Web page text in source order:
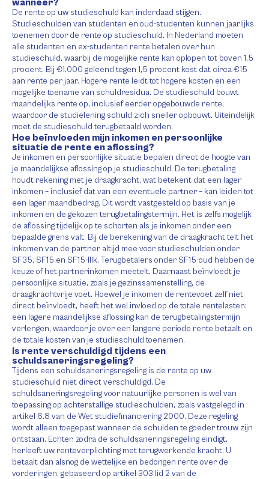
De rente op uw studieschuld kan inderdaad stijgen.
Studieschulden van studenten en oud-studenten kunnen jaarlijks
toenemen door de rente op studieschuld. In Nederland moeten
alle studenten en ex-studenten rente betalen over hun
studieschuld, waarbij de mogelijke rente kan oplopen tot boven 1,5
procent. Bij €1.000 geleend tegen 1,5 procent kost dat circa €15
aan rente per jaar. Hogere rente leidt tot hogere kosten en een
mogelijke toename van schuldresidua. De studieschuld bouwt
maandelijks rente op, inclusief eerder opgebouwde rente,
waardoor de studielening schuld zich sneller opbouwt. Uiteindelijk
moet de studieschuld terugbetaald worden.
Hoe beïnvloeden mijn inkomen en persoonlijke
situatie de rente en aflossing?
Je inkomen en persoonlijke situatie bepalen direct de hoogte van
je maandelijkse aflossing op je studieschuld. De terugbetaling
houdt rekening met je draagkracht, wat betekent dat een lager
inkomen – inclusief dat van een eventuele partner – kan leiden tot
een lager maandbedrag. Dit wordt vastgesteld op basis van je
inkomen en de gekozen terugbetalingstermijn. Het is zelfs mogelijk
de aflossing tijdelijk op te schorten als je inkomen onder een
bepaalde grens valt. Bij de berekening van de draagkracht telt het
inkomen van de partner altijd mee voor studieschulden onder
SF35, SF15 en SF15-lllk. Terugbetalers onder SF15-oud hebben de
keuze of het partnerinkomen meetelt. Daarnaast beïnvloedt je
persoonlijke situatie, zoals je gezinssamenstelling, de
draagkrachtvrije voet. Hoewel je inkomen de rentevoet zelf niet
direct beïnvloedt, heeft het wel invloed op de totale rentelasten:
een lagere maandelijkse aflossing kan de terugbetalingstermijn
verlengen, waardoor je over een langere periode rente betaalt en
de totale kosten van je studieschuld toenemen.
Is rente verschuldigd tijdens een
schuldsaneringsregeling?
Tijdens een schuldsaneringsregeling is de rente op uw
studieschuld niet direct verschuldigd. De
schuldsaneringsregeling voor natuurlijke personen is wel van
toepassing op achterstallige studieschulden, zoals vastgelegd in
artikel 6.8 van de Wet studiefinanciering 2000. Deze regeling
wordt alleen toegepast wanneer de schulden te goeder trouw zijn
ontstaan. Echter, zodra de schuldsaneringsregeling eindigt,
herleeft uw renteverplichting met terugwerkende kracht. U
betaalt dan alsnog de wettelijke en bedongen rente over de
vorderingen, gebaseerd op artikel 303 lid 2 van de